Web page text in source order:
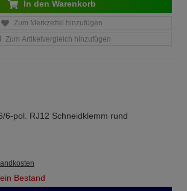
In den Warenkorb
Zum Merkzettel hinzufügen
Zum Artikelvergleich hinzufügen
6-pol. RJ12 Schneidklemm rund
Bestand